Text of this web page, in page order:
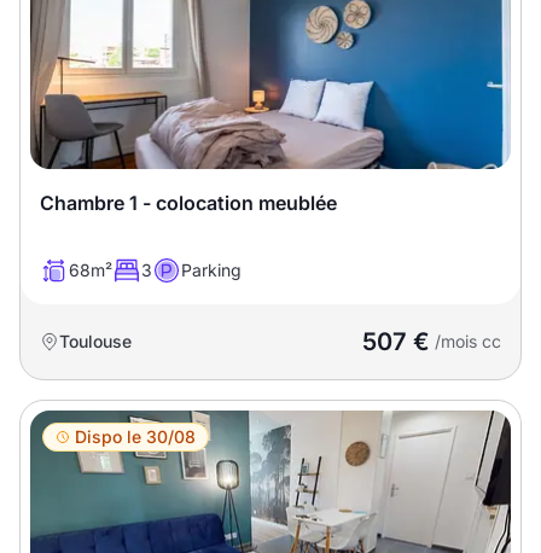
Chambre 1 - colocation meublée
68m² 3 Parking
Toulouse 507 € /mois cc
Dispo le 30/08